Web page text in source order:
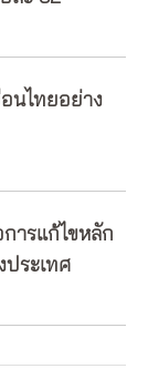
นไทยอย่าง
ารแก้ไขหลัก
ประเทศ